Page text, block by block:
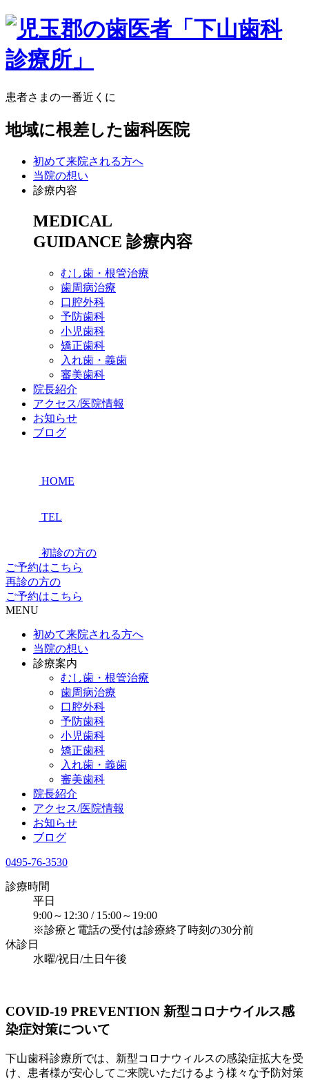
患者さまの一番近くに
地域に根差した歯科医院
初めて来院される方へ
当院の想い
診療内容
MEDICAL
GUIDANCE 診療内容
むし歯・根管治療
歯周病治療
​口腔外科
予防歯科
小児歯科
矯正歯科
入れ歯・義歯
審美歯科
院長紹介
アクセス/医院情報
お知らせ
ブログ
HOME
TEL
初診の方の
ご予約はこちら
再診の方の
ご予約はこちら
MENU
初めて来院される方へ
当院の想い
診療案内
むし歯・根管治療
歯周病治療
​口腔外科
予防歯科
小児歯科
矯正歯科
入れ歯・義歯
審美歯科
院長紹介
アクセス/医院情報
お知らせ
ブログ
0495-76-3530
診療時間
平日
9:00～12:30 / 15:00～19:00
※診療と電話の受付は診療終了時刻の30分前
休診日
水曜/祝日/土日午後
COVID-19 PREVENTION 新型コロナウイルス感
染症対策について
下山歯科診療所では、新型コロナウィルスの感染症拡大を受
け、患者様が安心してご来院いただけるよう様々な予防対策